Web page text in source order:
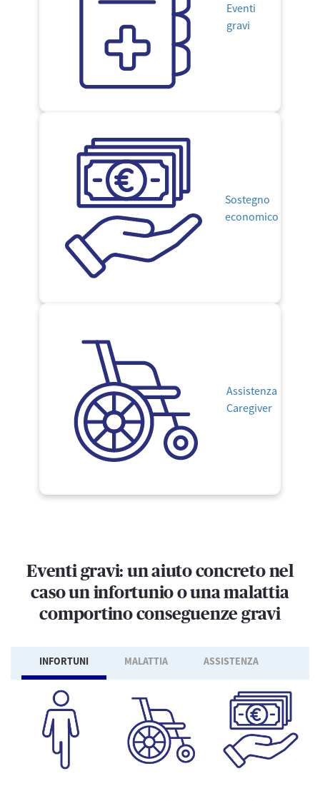
Eventi
gravi
Sostegno
economico
Assistenza
Caregiver
Eventi gravi: un aiuto concreto nel
caso un infortunio o una malattia
comportino conseguenze gravi
INFORTUNI MALATTIA ASSISTENZA